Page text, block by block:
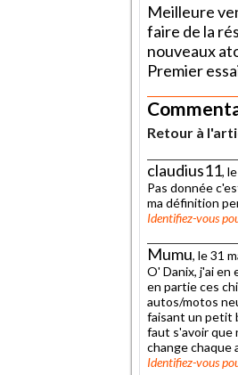
Meilleure
faire de la
nouveaux
Premier
Retour à
claudius11,
Pas donnée
ma définition
Identifiez-vous
Mumu, le 31
O' Danix, j'ai en
en partie ces
autos/motos
faisant un petit
faut s'avoir que
change chaque
Identifiez-vous